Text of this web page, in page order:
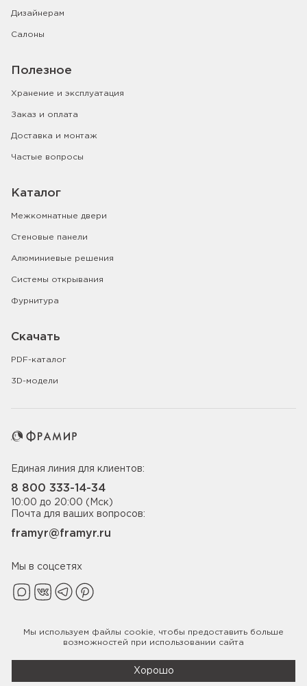
Дизайнерам
Салоны
Полезное
Хранение и эксплуатация
Заказ и оплата
Доставка и монтаж
Частые вопросы
Каталог
Межкомнатные двери
Стеновые панели
Алюминиевые решения
Системы открывания
Фурнитура
Скачать
PDF-каталог
3D-модели
Единая линия для клиентов:
8 800 333-14-34
10:00 до 20:00 (Мск)
Почта для ваших вопросов:
framyr@framyr.ru
Мы в соцсетях
Политика конфиденциальности
Мы используем файлы cookie , чтобы предоставить больше
возможностей при использовании сайта
Хорошо